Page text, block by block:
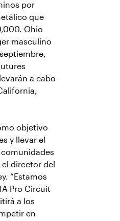
por
que
Ohio
masculino
a cabo
objetivo
y llevar el
director del
“Estamos
Pro Circuit
a los
en